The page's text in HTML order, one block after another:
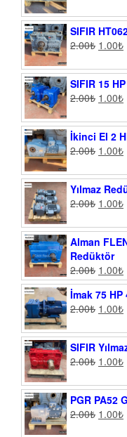
SIFIR
2.00₺ 1.00₺
SIFIR 15
2.00₺ 1.00₺
İkinci El 2
2.00₺ 1.00₺
Yılmaz
2.00₺ 1.00₺
Alman
Redüktör
2.00₺ 1.00₺
İmak 75
2.00₺ 1.00₺
SIFIR
2.00₺ 1.00₺
PGR PA52
2.00₺ 1.00₺